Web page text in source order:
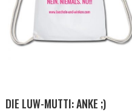
DIE LUW-MUTTI: ANKE ;)